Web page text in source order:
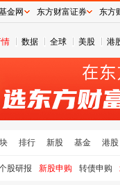
数据 全球 美股 港
排行 新股 基金 港股
股研报 新股申购 转债申购
金网 东方财富证券 东方